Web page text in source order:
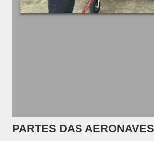
PARTES DAS AERONAVES